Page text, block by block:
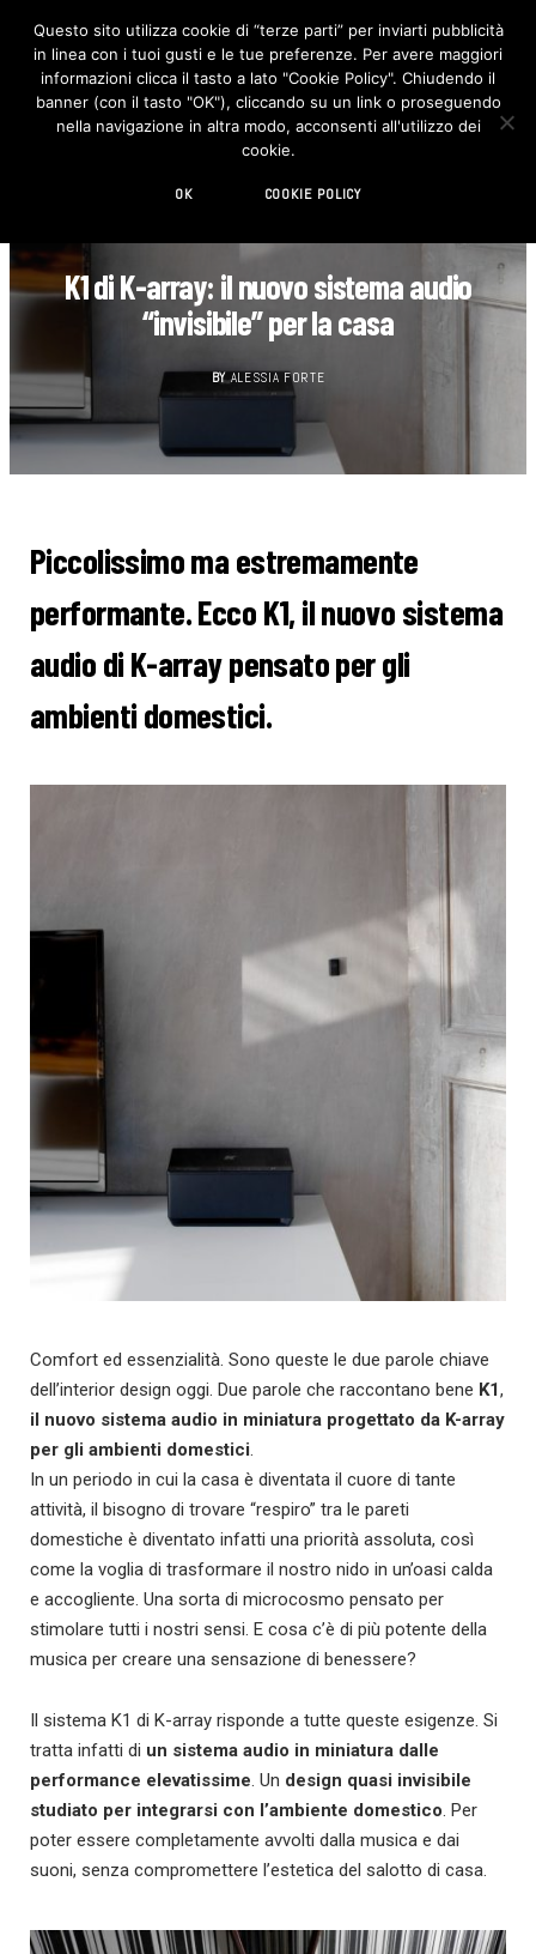
F
c
e
b
o
I
n
s
t
K1 di K-array: il nuovo sistema audio
“invisibile” per la casa
BY ALESSIA FORTE
Piccolissimo ma estremamente
performante. Ecco K1, il nuovo sistema
audio di K-array pensato per gli
ambienti domestici.
Comfort ed essenzialità. Sono queste le due parole chiave
dell’interior design oggi. Due parole che raccontano bene K1,
il nuovo sistema audio in miniatura progettato da K-array
per gli ambienti domestici.
In un periodo in cui la casa è diventata il cuore di tante
attività, il bisogno di trovare “respiro” tra le pareti
domestiche è diventato infatti una priorità assoluta, così
come la voglia di trasformare il nostro nido in un’oasi calda
e accogliente. Una sorta di microcosmo pensato per
stimolare tutti i nostri sensi. E cosa c’è di più potente della
musica per creare una sensazione di benessere?
Il sistema K1 di K-array risponde a tutte queste esigenze. Si
tratta infatti di un sistema audio in miniatura dalle
performance elevatissime. Un design quasi invisibile
studiato per integrarsi con l’ambiente domestico. Per
poter essere completamente avvolti dalla musica e dai
suoni, senza compromettere l’estetica del salotto di casa.
Questo sito utilizza cookie di “terze parti” per inviarti pubblicità
in linea con i tuoi gusti e le tue preferenze. Per avere maggiori
informazioni clicca il tasto a lato "Cookie Policy". Chiudendo il
banner (con il tasto "OK"), cliccando su un link o proseguendo
nella navigazione in altra modo, acconsenti all'utilizzo dei
cookie.
OK COOKIE POLICY